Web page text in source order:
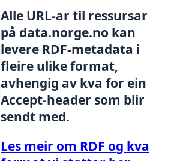
Alle URL-ar til ressursar
på data.norge.no kan
levere RDF-metadata i
fleire ulike format,
avhengig av kva for ein
Accept-header som blir
sendt med.
Les meir om RDF og kva